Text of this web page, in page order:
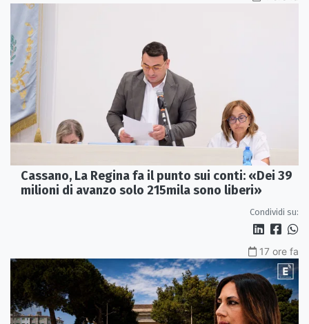
Cassano, La Regina fa il punto sui conti: «Dei 39
milioni di avanzo solo 215mila sono liberi»
Condividi su:
17 ore fa